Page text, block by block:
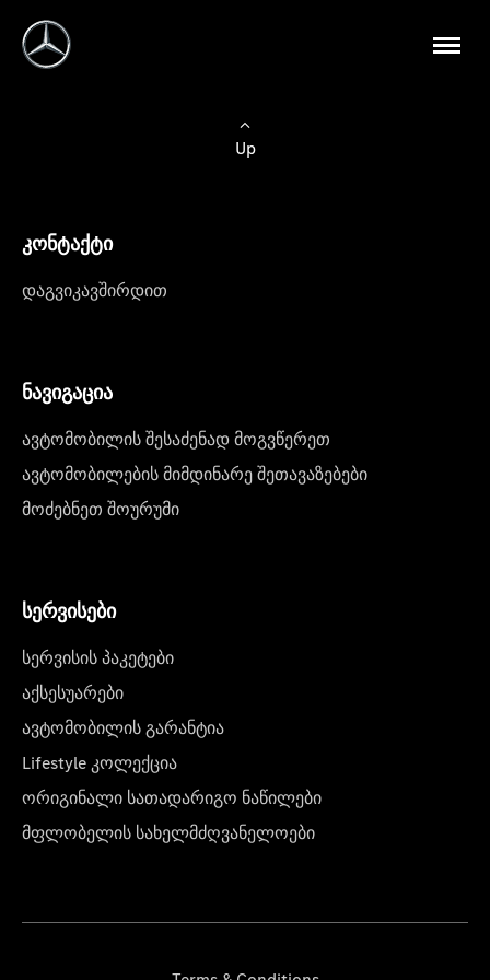
Up
კონტაქტი
დაგვიკავშირდით
ნავიგაცია
ავტომობილის შესაძენად მოგვწერეთ
ავტომობილების მიმდინარე შეთავაზებები
მოძებნეთ შოურუმი
სერვისები
სერვისის პაკეტები
აქსესუარები
ავტომობილის გარანტია
Lifestyle კოლექცია
ორიგინალი სათადარიგო ნაწილები
მფლობელის სახელმძღვანელოები